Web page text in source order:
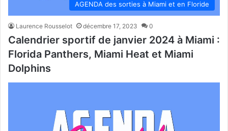
AGENDA des sorties à Miami et en Floride
Laurence Rousselot décembre 17, 2023 0
Calendrier sportif de janvier 2024 à Miami :
Florida Panthers, Miami Heat et Miami
Dolphins